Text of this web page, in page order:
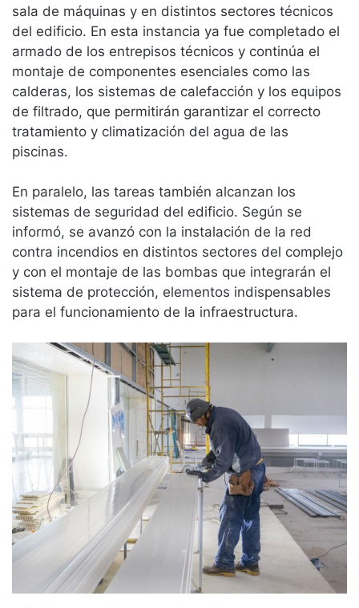
sala de máquinas y en distintos sectores técnicos
del edificio. En esta instancia ya fue completado el
armado de los entrepisos técnicos y continúa el
montaje de componentes esenciales como las
calderas, los sistemas de calefacción y los equipos
de filtrado, que permitirán garantizar el correcto
tratamiento y climatización del agua de las
piscinas.
En paralelo, las tareas también alcanzan los
sistemas de seguridad del edificio. Según se
informó, se avanzó con la instalación de la red
contra incendios en distintos sectores del complejo
y con el montaje de las bombas que integrarán el
sistema de protección, elementos indispensables
para el funcionamiento de la infraestructura.